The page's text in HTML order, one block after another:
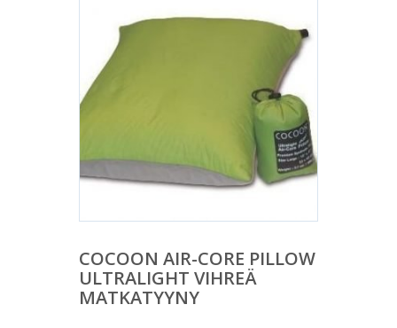
COCOON AIR-CORE PILLOW
ULTRALIGHT VIHREÄ
MATKATYYNY